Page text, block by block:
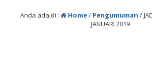
Anda ada di : Home/ Pengumuman /
JANUARI 2019